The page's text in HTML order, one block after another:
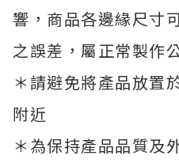
響，商品各邊緣尺寸
之誤差，屬正常製作
＊請避免將產品放置
附近
＊為保持產品品質及